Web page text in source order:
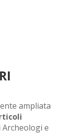
ampliata
e